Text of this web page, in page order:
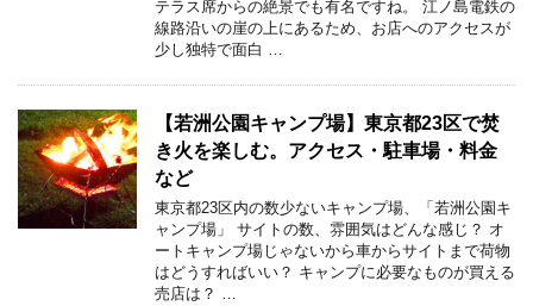
テラス席からの絶景でも有名ですね。 江ノ島電鉄の
線路沿いの崖の上にあるため、お店へのアクセスが
少し独特で面白 …
【若洲公園キャンプ場】東京都23区で焚
き火を楽しむ。アクセス・駐車場・料金
など
東京都23区内の数少ないキャンプ場、「若洲公園キ
ャンプ場」 サイトの数、雰囲気はどんな感じ？ オ
ートキャンプ場じゃないから車からサイトまで荷物
はどうすればいい？ キャンプに必要なものが買える
売店は？ …